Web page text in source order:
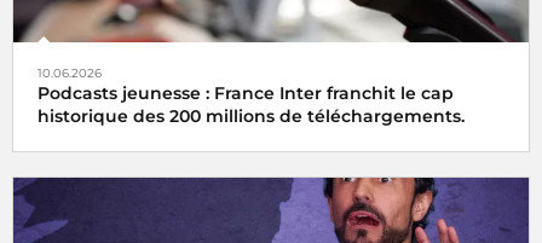
10.06.2026
Podcasts jeunesse : France Inter franchit le cap
historique des 200 millions de téléchargements.